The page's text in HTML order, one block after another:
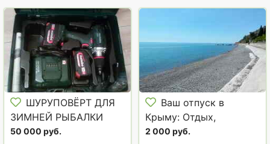
ШУРУПОВЁРТ ДЛЯ
ЗИМНЕЙ РЫБАЛКИ
METABO BS18LTX I
50 000 руб.
Ваш отпуск в
Крыму: Отдых,
который трогает душу
2 000 руб.